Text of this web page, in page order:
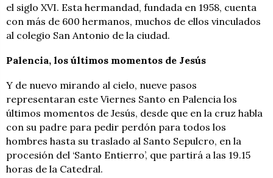
el siglo XVI. Esta hermandad, fundada en 1958, cuenta
con más de 600 hermanos, muchos de ellos vinculados
al colegio San Antonio de la ciudad.
Palencia, los últimos momentos de Jesús
Y de nuevo mirando al cielo, nueve pasos
representaran este Viernes Santo en Palencia los
últimos momentos de Jesús, desde que en la cruz habla
con su padre para pedir perdón para todos los
hombres hasta su traslado al Santo Sepulcro, en la
procesión del ‘Santo Entierro’, que partirá a las 19.15
horas de la Catedral.